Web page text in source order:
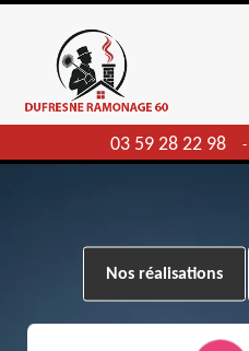
03 59 28 22 98 -
Nos réalisations